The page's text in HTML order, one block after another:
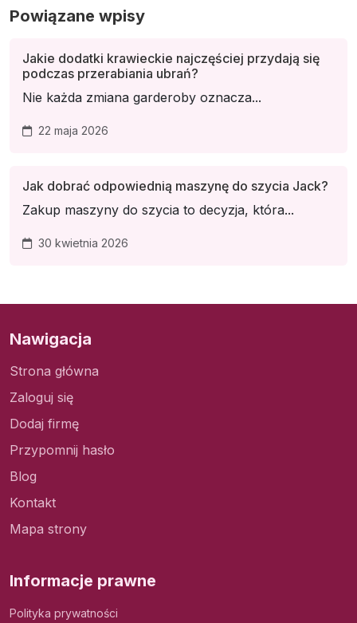
Powiązane wpisy
Jakie dodatki krawieckie najczęściej przydają się
podczas przerabiania ubrań?
Nie każda zmiana garderoby oznacza...
22 maja 2026
Jak dobrać odpowiednią maszynę do szycia Jack?
Zakup maszyny do szycia to decyzja, która...
30 kwietnia 2026
Nawigacja
Strona główna
Zaloguj się
Dodaj firmę
Przypomnij hasło
Blog
Kontakt
Mapa strony
Informacje prawne
Polityka prywatności